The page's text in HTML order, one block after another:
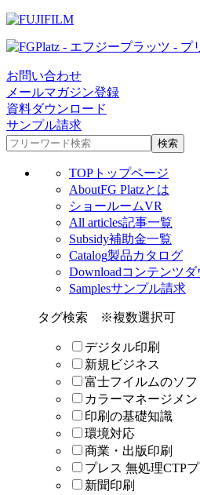
お問い合わせ
メールマガジン登録
資料ダウンロード
サンプル請求
TOP トップページ
AboutFG Platzとは
ショールームVR
All articles記事一覧
Subsidy補助金一覧
Catalog製品カタログ
Downloadコンテンツ
Samplesサンプル請求
タグ検索 ※複数選択可
デジタル印刷
新規ビジネス
富士フイルムのソ
カラーマネージメン
印刷の基礎知識
環境対応
商業・出版印刷
プレス 無処理CTP
新聞印刷